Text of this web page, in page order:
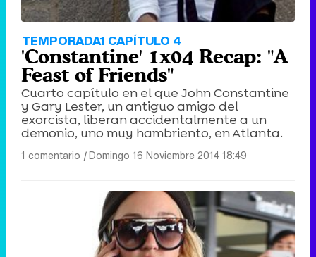
Canción ganadora de Eurovisión 2026: DARA con "Bangaranga" por Bulgaria
TEMPORADA1 CAPÍTULO 4
'Constantine' 1x04 Recap: "A
Feast of Friends"
Cuarto capítulo en el que John Constantine
y Gary Lester, un antiguo amigo del
exorcista, liberan accidentalmente a un
demonio, uno muy hambriento, en Atlanta.
1 comentario |Domingo 16 Noviembre 2014 18:49